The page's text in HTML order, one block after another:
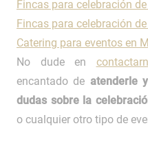
Fincas para celebración
Fincas para celebración
Catering para eventos en
No dude en
encantado de atenderle
dudas sobre la
o cualquier otro tipo de